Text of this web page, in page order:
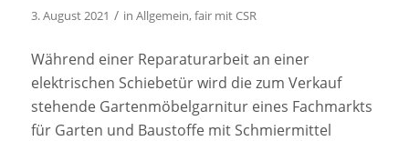
3. August 2021 / in Allgemein,fair mit CSR
Während einer Reparaturarbeit an einer
elektrischen Schiebetür wird die zum Verkauf
stehende Gartenmöbelgarnitur eines Fachmarkts
für Garten und Baustoffe mit Schmiermittel